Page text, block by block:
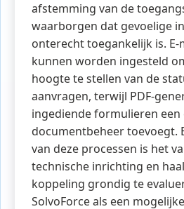
afstemming van de
waarborgen dat gevoelige
onterecht toegankelijk is.
kunnen worden ingesteld
hoogte te stellen van de
aanvragen, terwijl PDF-
ingediende formulieren een
documentbeheer toevoegt.
van deze processen is het
technische inrichting en
koppeling grondig te
SolvoForce als een